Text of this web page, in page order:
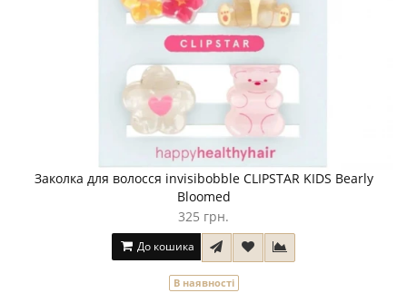
Заколка для волосся invisibobble CLIPSTAR KIDS Bearly
Bloomed
325 грн.
До кошика
В наявності